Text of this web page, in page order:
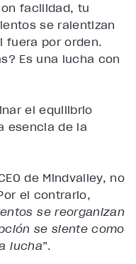
facilidad, tu
se ralentizan
fuera por orden.
Es una lucha con
el equilibrio
esencia de la
de Mindvalley, no
el contrario,
se reorganizan
se siente como
lucha”.